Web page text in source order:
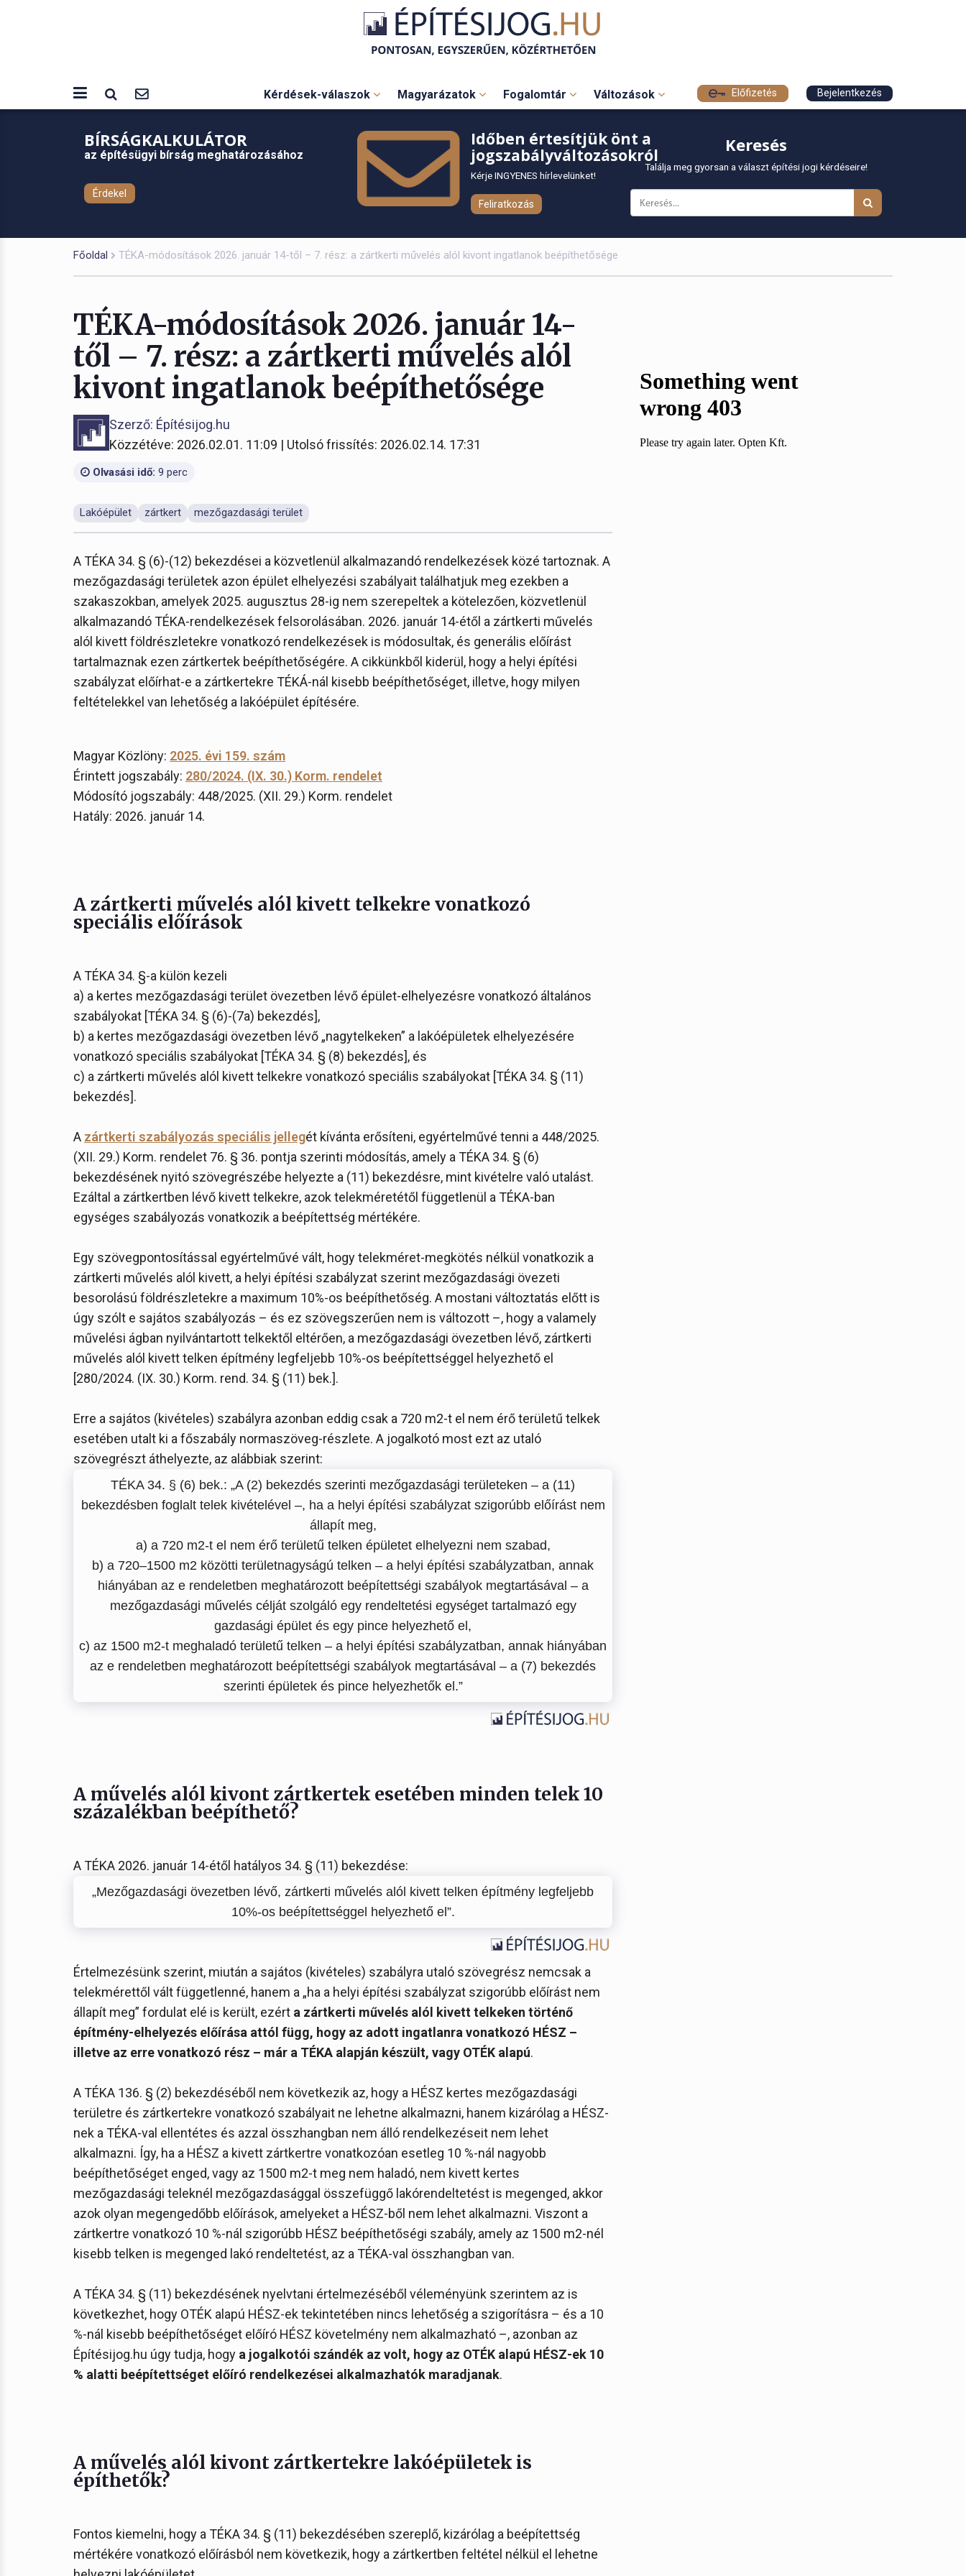
Kérdések-válaszok Magyarázatok Fogalomtár Változások Előfizetés Bejelentkezés
BÍRSÁGKALKULÁTOR
az építésügyi bírság meghatározásához
Érdekel
Időben értesítjük önt a
jogszabályváltozásokról
Kérje INGYENES hírlevelünket!
Feliratkozás
Keresés
Találja meg gyorsan a választ építési jogi kérdéseire!
Főoldal TÉKA-módosítások 2026. január 14-től – 7. rész: a zártkerti művelés alól kivont ingatlanok beépíthetősége
TÉKA-módosítások 2026. január 14-
től – 7. rész: a zártkerti művelés alól
kivont ingatlanok beépíthetősége
Szerző: Építésijog.hu
Közzétéve: 2026.02.01. 11:09 | Utolsó frissítés: 2026.02.14. 17:31
Olvasási idő: 9 perc
Lakóépület zártkert mezőgazdasági terület
A TÉKA 34. § (6)-(12) bekezdései a közvetlenül alkalmazandó rendelkezések közé tartoznak. A
mezőgazdasági területek azon épület elhelyezési szabályait találhatjuk meg ezekben a
szakaszokban, amelyek 2025. augusztus 28-ig nem szerepeltek a kötelezően, közvetlenül
alkalmazandó TÉKA-rendelkezések felsorolásában. 2026. január 14-étől a zártkerti művelés
alól kivett földrészletekre vonatkozó rendelkezések is módosultak, és generális előírást
tartalmaznak ezen zártkertek beépíthetőségére. A cikkünkből kiderül, hogy a helyi építési
szabályzat előírhat-e a zártkertekre TÉKÁ-nál kisebb beépíthetőséget, illetve, hogy milyen
feltételekkel van lehetőség a lakóépület építésére.
Magyar Közlöny: 2025. évi 159. szám
Érintett jogszabály: 280/2024. (IX. 30.) Korm. rendelet
Módosító jogszabály: 448/2025. (XII. 29.) Korm. rendelet
Hatály: 2026. január 14.
A zártkerti művelés alól kivett telkekre vonatkozó
speciális előírások
A TÉKA 34. §-a külön kezeli
a) a kertes mezőgazdasági terület övezetben lévő épület-elhelyezésre vonatkozó általános
szabályokat [TÉKA 34. § (6)-(7a) bekezdés],
b) a kertes mezőgazdasági övezetben lévő „nagytelkeken” a lakóépületek elhelyezésére
vonatkozó speciális szabályokat [TÉKA 34. § (8) bekezdés], és
c) a zártkerti művelés alól kivett telkekre vonatkozó speciális szabályokat [TÉKA 34. § (11)
bekezdés].
A zártkerti szabályozás speciális jellegét kívánta erősíteni, egyértelművé tenni a 448/2025.
(XII. 29.) Korm. rendelet 76. § 36. pontja szerinti módosítás, amely a TÉKA 34. § (6)
bekezdésének nyitó szövegrészébe helyezte a (11) bekezdésre, mint kivételre való utalást.
Ezáltal a zártkertben lévő kivett telkekre, azok telekméretétől függetlenül a TÉKA-ban
egységes szabályozás vonatkozik a beépítettség mértékére.
Egy szövegpontosítással egyértelművé vált, hogy telekméret-megkötés nélkül vonatkozik a
zártkerti művelés alól kivett, a helyi építési szabályzat szerint mezőgazdasági övezeti
besorolású földrészletekre a maximum 10%-os beépíthetőség. A mostani változtatás előtt is
úgy szólt e sajátos szabályozás – és ez szövegszerűen nem is változott –, hogy a valamely
művelési ágban nyilvántartott telkektől eltérően, a mezőgazdasági övezetben lévő, zártkerti
művelés alól kivett telken építmény legfeljebb 10%-os beépítettséggel helyezhető el
[280/2024. (IX. 30.) Korm. rend. 34. § (11) bek.].
Erre a sajátos (kivételes) szabályra azonban eddig csak a 720 m2-t el nem érő területű telkek
esetében utalt ki a főszabály normaszöveg-részlete. A jogalkotó most ezt az utaló
szövegrészt áthelyezte, az alábbiak szerint:
TÉKA 34. § (6) bek.: „A (2) bekezdés szerinti mezőgazdasági területeken – a (11)
bekezdésben foglalt telek kivételével –, ha a helyi építési szabályzat szigorúbb előírást nem
állapít meg,
a) a 720 m2-t el nem érő területű telken épületet elhelyezni nem szabad,
b) a 720–1500 m2 közötti területnagyságú telken – a helyi építési szabályzatban, annak
hiányában az e rendeletben meghatározott beépítettségi szabályok megtartásával – a
mezőgazdasági művelés célját szolgáló egy rendeltetési egységet tartalmazó egy
gazdasági épület és egy pince helyezhető el,
c) az 1500 m2-t meghaladó területű telken – a helyi építési szabályzatban, annak hiányában
az e rendeletben meghatározott beépítettségi szabályok megtartásával – a (7) bekezdés
szerinti épületek és pince helyezhetők el.”
A művelés alól kivont zártkertek esetében minden telek 10
százalékban beépíthető?
A TÉKA 2026. január 14-étől hatályos 34. § (11) bekezdése:
„Mezőgazdasági övezetben lévő, zártkerti művelés alól kivett telken építmény legfeljebb
10%-os beépítettséggel helyezhető el”.
Értelmezésünk szerint, miután a sajátos (kivételes) szabályra utaló szövegrész nemcsak a
telekmérettől vált függetlenné, hanem a „ha a helyi építési szabályzat szigorúbb előírást nem
állapít meg” fordulat elé is került, ezért a zártkerti művelés alól kivett telkeken történő
építmény-elhelyezés előírása attól függ, hogy az adott ingatlanra vonatkozó HÉSZ –
illetve az erre vonatkozó rész – már a TÉKA alapján készült, vagy OTÉK alapú.
A TÉKA 136. § (2) bekezdéséből nem következik az, hogy a HÉSZ kertes mezőgazdasági
területre és zártkertekre vonatkozó szabályait ne lehetne alkalmazni, hanem kizárólag a HÉSZ-
nek a TÉKA-val ellentétes és azzal összhangban nem álló rendelkezéseit nem lehet
alkalmazni. Így, ha a HÉSZ a kivett zártkertre vonatkozóan esetleg 10 %-nál nagyobb
beépíthetőséget enged, vagy az 1500 m2-t meg nem haladó, nem kivett kertes
mezőgazdasági teleknél mezőgazdasággal összefüggő lakórendeltetést is megenged, akkor
azok olyan megengedőbb előírások, amelyeket a HÉSZ-ből nem lehet alkalmazni. Viszont a
zártkertre vonatkozó 10 %-nál szigorúbb HÉSZ beépíthetőségi szabály, amely az 1500 m2-nél
kisebb telken is megenged lakó rendeltetést, az a TÉKA-val összhangban van.
A TÉKA 34. § (11) bekezdésének nyelvtani értelmezéséből véleményünk szerintem az is
következhet, hogy OTÉK alapú HÉSZ-ek tekintetében nincs lehetőség a szigorításra – és a 10
%-nál kisebb beépíthetőséget előíró HÉSZ követelmény nem alkalmazható –, azonban az
Építésijog.hu úgy tudja, hogy a jogalkotói szándék az volt, hogy az OTÉK alapú HÉSZ-ek 10
% alatti beépítettséget előíró rendelkezései alkalmazhatók maradjanak.
A művelés alól kivont zártkertekre lakóépületek is
építhetők?
Fontos kiemelni, hogy a TÉKA 34. § (11) bekezdésében szereplő, kizárólag a beépítettség
mértékére vonatkozó előírásból nem következik, hogy a zártkertben feltétel nélkül el lehetne